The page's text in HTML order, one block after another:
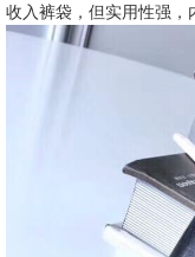
收入裤袋，但实用性强，